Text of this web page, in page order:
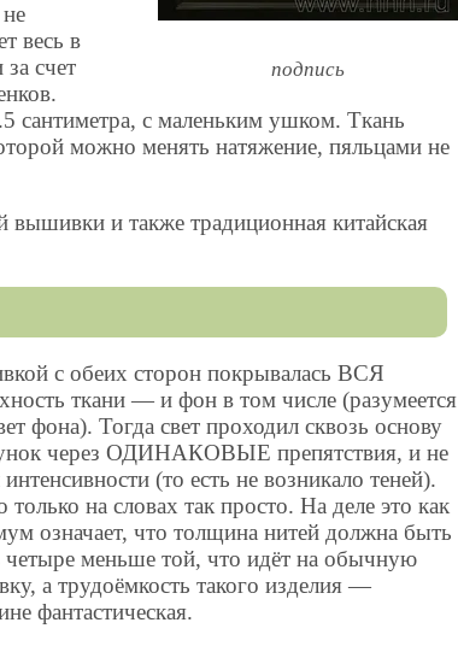
подпись
весь в
счет
сантиметра, с маленьким ушком. Ткань
можно менять натяжение, пяльцами не
вышивки и также традиционная китайская
с обеих сторон покрывалась ВСЯ
ткани — и фон в том числе (разумеется
фона). Тогда свет проходил сквозь основу
через ОДИНАКОВЫЕ препятствия, и не
(то есть не возникало теней).
только на словах так просто. На деле это как
означает, что толщина нитей должна быть
четыре меньше той, что идёт на обычную
а трудоёмкость такого изделия —
фантастическая.